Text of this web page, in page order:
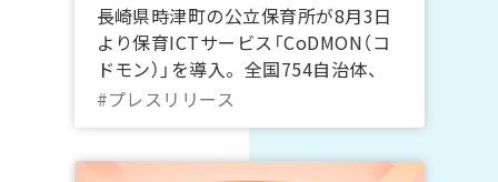
長崎県時津町の公立保育所が8月3日
より保育ICTサービス「CoDMON（コ
ドモン）」を導入。全国754自治体、
長崎県内では計7自治体に普及
#プレスリリース